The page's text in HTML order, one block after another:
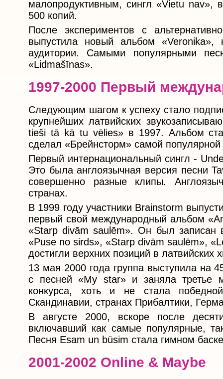
малопродуктивным, сингл «Vietu
500 копий.
После экспериментов с
выпустила новый альбом «Veronika»,
аудитории. Самыми популярными
«Lidmašīnas».
1997-2000 Первый
Следующим шагом к успеху стало
крупнейших латвийских
tieši tā kā tu vēlies» в 1997. Альбом
сделал «Брейнсторм» самой популярной
Первый интернациональный сингл -
Это была англоязычная версия песни
совершенно разные клипы.
странах.
В 1999 году участники Brainstorm
первый свой международный альбом
«Starp divām saulēm». Он был
«Puse no sirds», «Starp divām saulēm»,
достигли верхних позиций в латвийских
13 мая 2000 года группа выступила на
с песней «My star» и заняла третье
конкурса, хоть и не стала
Скандинавии, странах Прибалтики,
В августе 2000, вскоре после
включавший как самые популярные,
Песня Esam un būsim стала гимном
2001-2002 Online & Maybe